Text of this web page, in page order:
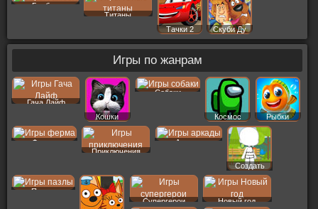
Гамбол
Титаны
Тачки 2
Скуби Ду
Игры по жанрам
Гача Лайф
Кошки
Собаки
Космос Рыбки
Ферма
Приключения
Аркады
Создать
Пер
Пазлы
Супергерои Новый год